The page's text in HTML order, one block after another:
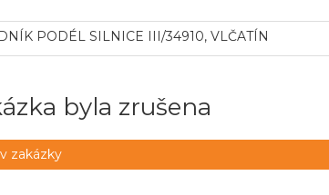
PODÉL SILNICE III/34910, VLČATÍN
byla zrušena
zakázky